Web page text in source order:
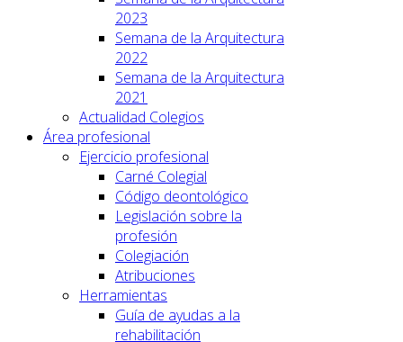
2023
Semana de la Arquitectura
2022
Semana de la Arquitectura
2021
Actualidad Colegios
Área profesional
Ejercicio profesional
Carné Colegial
Código deontológico
Legislación sobre la
profesión
Colegiación
Atribuciones
Herramientas
Guía de ayudas a la
rehabilitación